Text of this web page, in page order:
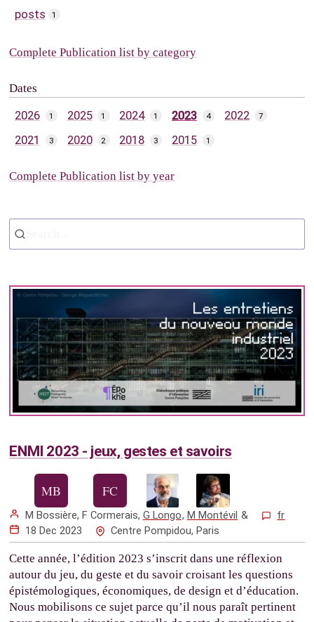
posts 1
Complete Publication list by category
Dates
2026 1 2025 1 2024 1 2023 4 2022 7
2021 3 2020 2 2018 3 2015 1
Complete Publication list by year
ENMI 2023 - jeux, gestes et savoirs
M Bossière, F Cormerais, G Longo,M Montévil &
fr
18 Dec 2023
Centre Pompidou, Paris
Cette année, l’édition 2023 s’inscrit dans une réflexion
autour du jeu, du geste et du savoir croisant les questions
épistémologiques, économiques, de design et d’éducation.
Nous mobilisons ce sujet parce qu’il nous paraît pertinent